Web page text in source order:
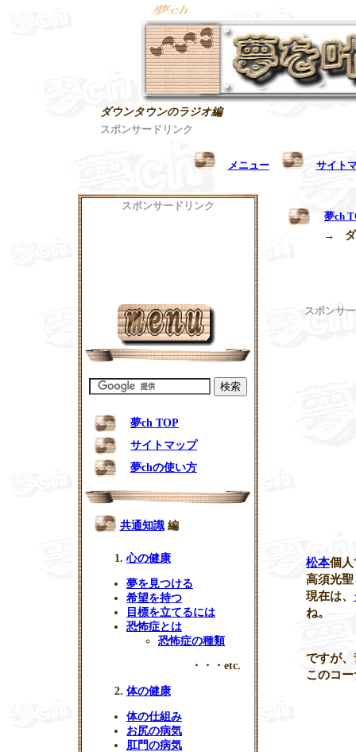
ダウンタウンのラジオ編
スポンサードリンク
メニュー サイト
夢ch
→
スポンサ
松本個
高須光
現在は、
ね。
ですが
このコ
スポンサードリンク
夢ch TOP
サイトマップ
夢chの使い方
共通知識編
心の健康
夢を見つける
希望を持つ
目標を立てるには
恐怖症とは
恐怖症の種類
・・・etc.
体の健康
体の仕組み
お尻の病気
肛門の病気